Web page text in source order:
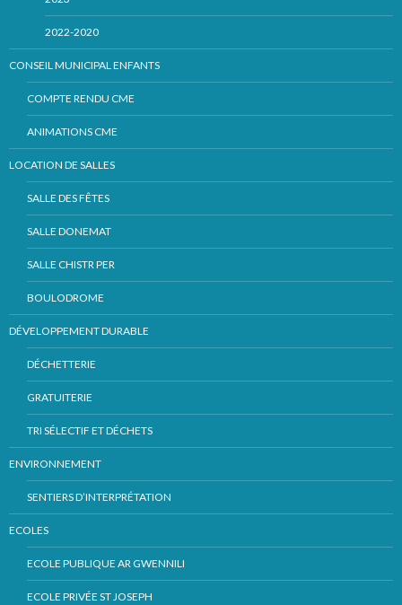
2022-2020
CONSEIL MUNICIPAL ENFANTS
COMPTE RENDU CME
ANIMATIONS CME
LOCATION DE SALLES
SALLE DES FÊTES
SALLE DONEMAT
SALLE CHISTR PER
BOULODROME
DÉVELOPPEMENT DURABLE
DÉCHETTERIE
GRATUITERIE
TRI SÉLECTIF ET DÉCHETS
ENVIRONNEMENT
SENTIERS D’INTERPRÉTATION
ECOLES
ECOLE PUBLIQUE AR GWENNILI
ECOLE PRIVÉE ST JOSEPH